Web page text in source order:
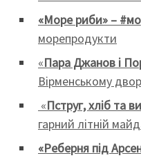
«Море риби» –
морепродукти
«Пара Джанов і
Вірменському
«Пструг, хліб та
гарний літній
«Реберня під